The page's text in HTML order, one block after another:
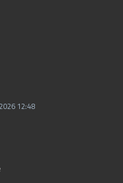
12:48